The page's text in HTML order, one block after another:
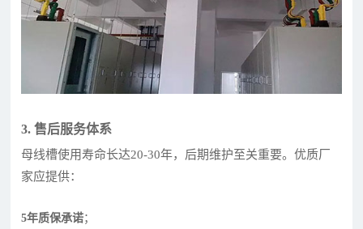
3. 售后服务体系
母线槽使用寿命长达20-30年，后期维护至关重要。优质厂
家应提供：
5年质保承诺；